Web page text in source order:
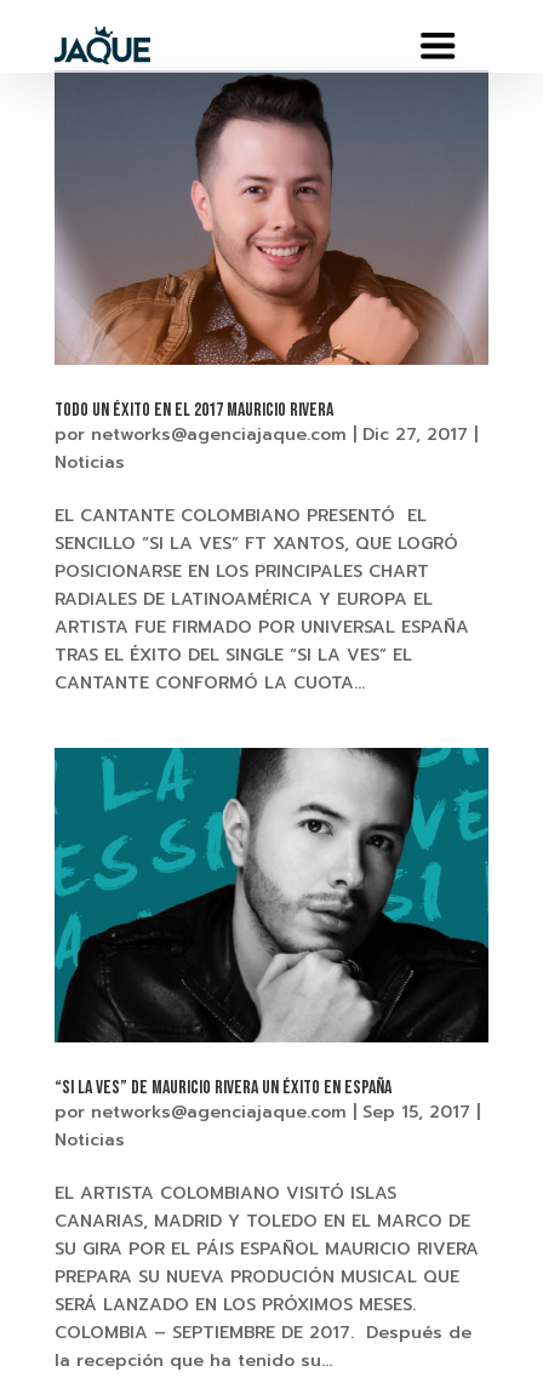
Todo un éxito en el 2017 MAURICIO RIVERA
por networks@agenciajaque.com | Dic 27, 2017 |
Noticias
EL CANTANTE COLOMBIANO PRESENTÓ EL
SENCILLO “SI LA VES” FT XANTOS, QUE LOGRÓ
POSICIONARSE EN LOS PRINCIPALES CHART
RADIALES DE LATINOAMÉRICA Y EUROPA EL
ARTISTA FUE FIRMADO POR UNIVERSAL ESPAÑA
TRAS EL ÉXITO DEL SINGLE “SI LA VES” EL
CANTANTE CONFORMÓ LA CUOTA...
“SI LA VES” De MAURICIO RIVERA un éxito en España
por networks@agenciajaque.com Sep 15, 2017
Noticias
EL ARTISTA COLOMBIANO VISITÓ ISLAS
CANARIAS, MADRID Y TOLEDO EN EL MARCO DE
SU GIRA POR EL PÁIS ESPAÑOL MAURICIO RIVERA
PREPARA SU NUEVA PRODUCIÓN MUSICAL QUE
SERÁ LANZADO EN LOS PRÓXIMOS MESES.
COLOMBIA – SEPTIEMBRE DE 2017. Después de
la recepción que ha tenido su...